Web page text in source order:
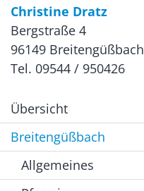
Christine Dratz
Bergstraße 4
96149 Breitengüßbach
Tel. 09544 / 950426
Übersicht
Breitengüßbach
Allgemeines